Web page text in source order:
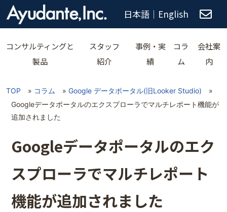
日本語 ｜ English
コンサルティングと
製品
スタッフ
紹介
事例・実
績
コラ
ム
会社案
内
TOP » コラム » Google データポータル(旧Looker Studio)
»
Googleデータポータルのエクスプローラでマルチレポート機能が
追加されました
Googleデータポータルのエク
スプローラでマルチレポート
機能が追加されました